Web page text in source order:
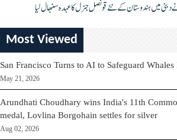
میں ہندوستان کے نئے قونصل جنرل کا عہدہ سنبھال لیا
Most Viewed
San Francisco Turns to AI to Safeguard
May 21, 2026
Arundhati Choudhary wins India's 11th
medal, Lovlina Borgohain settles for silver
Aug 02, 2026